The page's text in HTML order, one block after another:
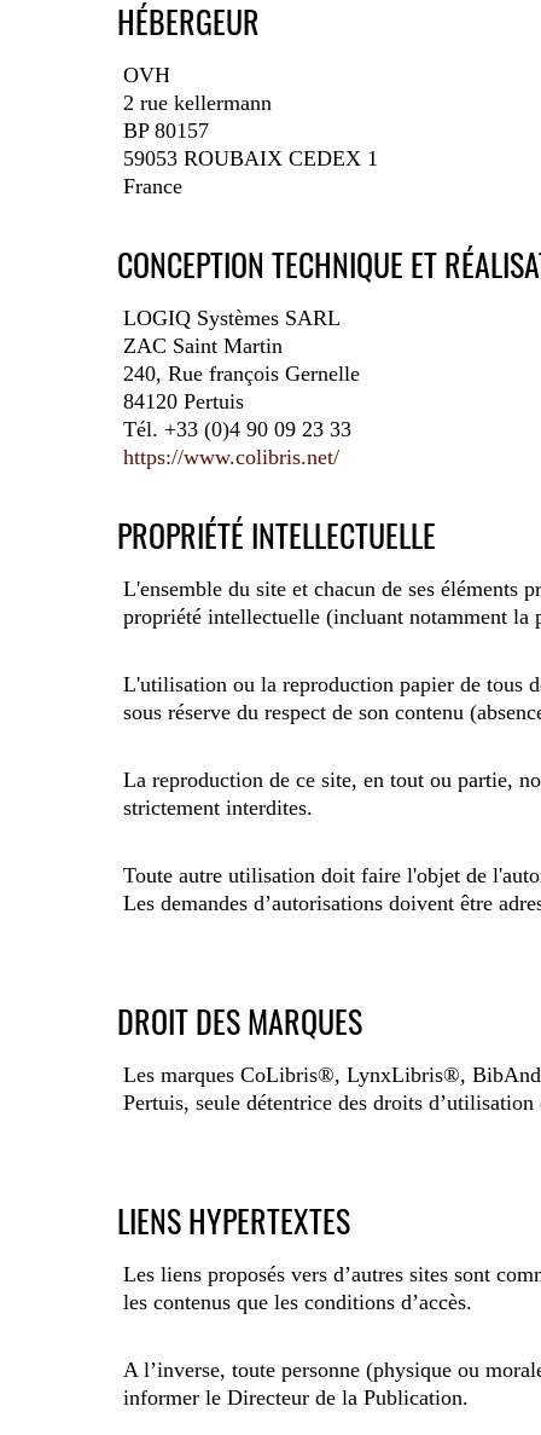
HÉBERGEUR
OVH
2 rue kellermann
BP 80157
59053 ROUBAIX CEDEX 1
France
CONCEPTION TECHNIQUE ET
LOGIQ Systèmes SARL
ZAC Saint Martin
240, Rue françois Gernelle
84120 Pertuis
Tél. +33 (0)4 90 09 23 33
https://www.colibris.net/
PROPRIÉTÉ INTELLECTUELLE
L'ensemble du site et chacun de ses éléments
propriété intellectuelle (incluant notamment la
L'utilisation ou la reproduction papier de tous
sous réserve du respect de son contenu
La reproduction de ce site, en tout ou partie,
strictement interdites.
Toute autre utilisation doit faire l'objet de
Les demandes d’autorisations doivent être
DROIT DES MARQUES
Les marques CoLibris®, LynxLibris®,
Pertuis, seule détentrice des droits
LIENS HYPERTEXTES
Les liens proposés vers d’autres sites sont
les contenus que les conditions d’accès.
A l’inverse, toute personne (physique ou
informer le Directeur de la Publication.